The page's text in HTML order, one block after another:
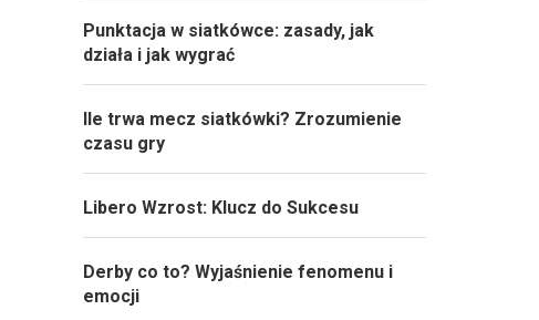
Punktacja w siatkówce: zasady, jak
działa i jak wygrać
Ile trwa mecz siatkówki? Zrozumienie
czasu gry
Libero Wzrost: Klucz do Sukcesu
Derby co to? Wyjaśnienie fenomenu i
emocji